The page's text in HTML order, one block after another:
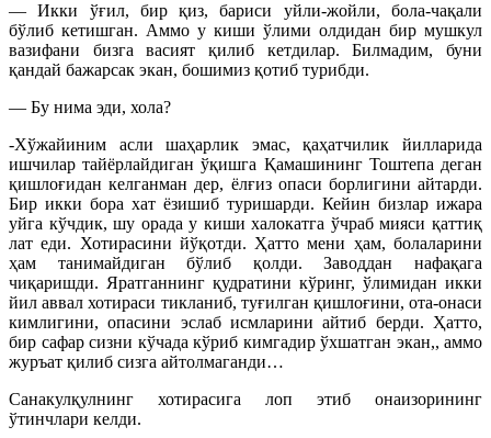
— Икки ўғил, бир қиз, бариси уйли-жойли, бола-чақали
бўлиб кетишган. Аммо у киши ўлими олдидан бир мушкул
вазифани бизга васият қилиб кетдилар. Билмадим, буни
қандай бажарсак экан, бошимиз қотиб турибди.
— Бу нима эди, хола?
-Хўжайиним асли шаҳарлик эмас, қаҳатчилик йилларида
ишчилар тайёрлайдиган ўқишга Қамашининг Тоштепа деган
қишлоғидан келганман дер, ёлғиз опаси борлигини айтарди.
Бир икки бора хат ёзишиб туришарди. Кейин бизлар ижара
уйга кўчдик, шу орада у киши халокатга ўчраб мияси қаттиқ
лат еди. Хотирасини йўқотди. Ҳатто мени ҳам, болаларини
ҳам танимайдиган бўлиб қолди. Заводдан нафақага
чиқаришди. Яратганнинг қудратини кўринг, ўлимидан икки
йил аввал хотираси тикланиб, туғилган қишлоғини, ота-онаси
кимлигини, опасини эслаб исмларини айтиб берди. Ҳатто,
бир сафар сизни кўчада кўриб кимгадир ўхшатган экан,, аммо
журъат қилиб сизга айтолмаганди…
Санакулқулнинг хотирасига лоп этиб онаизорининг
ўтинчлари келди.